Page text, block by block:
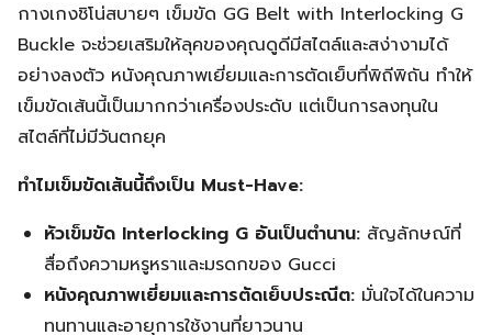
กางเกงชิโน่สบายๆ เข็มขัด GG Belt with Interlocking G
Buckle จะช่วยเสริมให้ลุคของคุณดูดีมีสไตล์และสง่างามได้
อย่างลงตัว หนังคุณภาพเยี่ยมและการตัดเย็บที่พิถีพิถัน ทำให้
เข็มขัดเส้นนี้เป็นมากกว่าเครื่องประดับ แต่เป็นการลงทุนใน
สไตล์ที่ไม่มีวันตกยุค
ทำไมเข็มขัดเส้นนี้ถึงเป็น Must-Have:
หัวเข็มขัด Interlocking G อันเป็นตำนาน: สัญลักษณ์ที่
สื่อถึงความหรูหราและมรดกของ Gucci
หนังคุณภาพเยี่ยมและการตัดเย็บประณีต: มั่นใจได้ในความ
ทนทานและอายุการใช้งานที่ยาวนาน